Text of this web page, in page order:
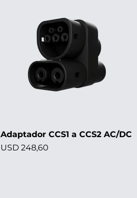
Adaptador CCS1 a CCS2 AC/DC
Precio
USD 248,60